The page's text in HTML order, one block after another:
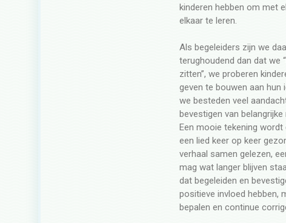
kinderen hebben om met
elkaar te leren.
Als begeleiders zijn we
terughoudend dan dat we
zitten”, we proberen
geven te bouwen aan hun
we besteden veel
bevestigen van
Een mooie tekening wordt
een lied keer op keer
verhaal samen gelezen,
mag wat langer blijven
dat begeleiden en
positieve invloed hebben,
bepalen en continue